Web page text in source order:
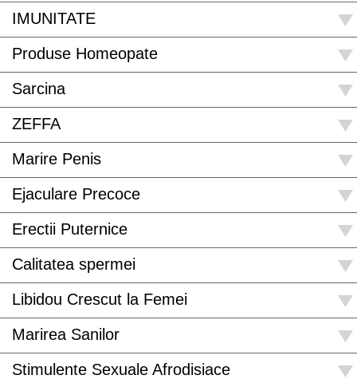
IMUNITATE
Produse Homeopate
Sarcina
ZEFFA
Marire Penis
Ejaculare Precoce
Erectii Puternice
Calitatea spermei
Libidou Crescut la Femei
Marirea Sanilor
Stimulente Sexuale Afrodisiace